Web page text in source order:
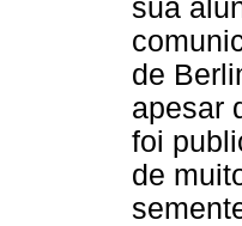
sua
de
apesar
foi
de